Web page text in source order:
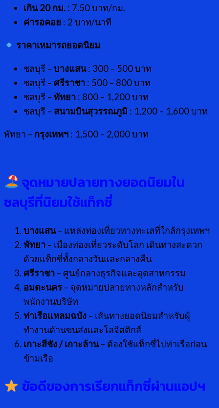
เกิน20 กม. : 7.50 บาท/กม.
ค่ารอคอย : 2 บาท/นาที
ราคาเหมารถยอดนิยม
ชลบุรี – บางแสน: 300 – 500 บาท
ชลบุรี – ศรีราชา : 500 – 800 บาท
ชลบุรี – พัทยา : 800 – 1,200 บาท
ชลบุรี – สนามบินสุวรรณภูมิ : 1,200 – 1,600 บาท
พัทยา – กรุงเทพฯ : 1,500 – 2,000 บาท
จุดหมายปลายทางยอดนิยมใน
ชลบุรีที่นิยมใช้แท็กซี่
บางแสน– แหล่งท่องเที่ยวทางทะเลที่ใกล้กรุงเทพฯ
พัทยา – เมืองท่องเที่ยวระดับโลก เดินทางสะดวก
ด้วยแท็กซี่ทั้งกลางวันและกลางคืน
ศรีราชา – ศูนย์กลางธุรกิจและอุตสาหกรรม
อมตะนคร – จุดหมายปลายทางหลักสำหรับ
พนักงานบริษัท
ท่าเรือแหลมฉบัง – เส้นทางยอดนิยมสำหรับผู้
ทำงานด้านขนส่งและโลจิสติกส์
เกาะสีชัง / เกาะล้าน– ต้องใช้แท็กซี่ไปท่าเรือก่อน
ข้ามเรือ
ข้อดีของการเรียกแท็กซี่ผ่านแอปฯ